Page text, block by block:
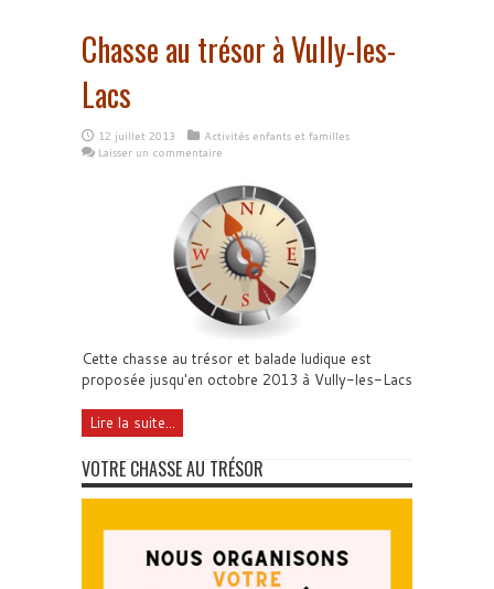
Chasse au trésor à Vully-les-
Lacs
12 juillet 2013
Activités enfants et familles
Laisser un commentaire
Cette chasse au trésor et balade ludique est
proposée jusqu'en octobre 2013 à Vully-les-Lacs
Lire la suite...
VOTRE CHASSE AU TRÉSOR